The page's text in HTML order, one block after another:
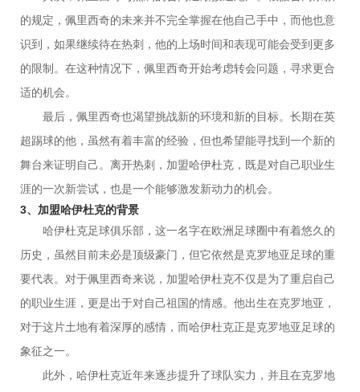
的规定，佩里西奇的未来并不完全掌握在他自己手中，而他也意
识到，如果继续待在热刺，他的上场时间和表现可能会受到更多
的限制。在这种情况下，佩里西奇开始考虑转会问题，寻求更合
适的机会。
最后，佩里西奇也渴望挑战新的环境和新的目标。长期在英
超踢球的他，虽然有着丰富的经验，但也希望能寻找到一个新的
舞台来证明自己。离开热刺，加盟哈伊杜克，既是对自己职业生
涯的一次新尝试，也是一个能够激发新动力的机会。
3、加盟哈伊杜克的背景
哈伊杜克足球俱乐部，这一名字在欧洲足球圈中有着悠久的
历史，虽然目前未必是顶级豪门，但它依然是克罗地亚足球的重
要代表。对于佩里西奇来说，加盟哈伊杜克不仅是为了重启自己
的职业生涯，更是出于对自己祖国的情感。他出生在克罗地亚，
对于这片土地有着深厚的感情，而哈伊杜克正是克罗地亚足球的
象征之一。
此外，哈伊杜克近年来逐步提升了球队实力，并且在克罗地